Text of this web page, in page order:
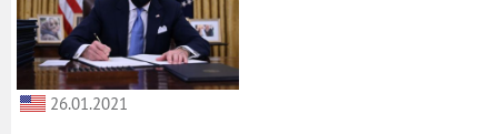
26.01.2021